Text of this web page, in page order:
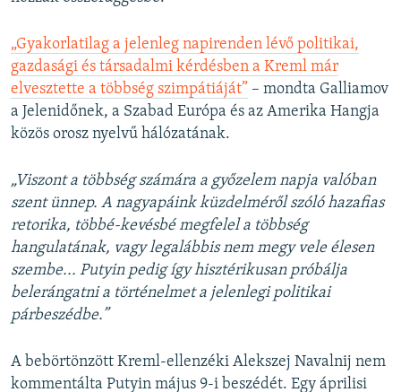
„Gyakorlatilag a jelenleg napirenden lévő politikai,
gazdasági és társadalmi kérdésben a Kreml már
elvesztette a többség szimpátiáját” – mondta Galliamov
a Jelenidőnek, a Szabad Európa és az Amerika Hangja
közös orosz nyelvű hálózatának.
„Viszont a többség számára a győzelem napja valóban
szent ünnep. A nagyapáink küzdelméről szóló hazafias
retorika, többé-kevésbé megfelel a többség
hangulatának, vagy legalábbis nem megy vele élesen
szembe... Putyin pedig így hisztérikusan próbálja
belerángatni a történelmet a jelenlegi politikai
párbeszédbe.”
A bebörtönzött Kreml-ellenzéki Alekszej Navalnij nem
kommentálta Putyin május 9-i beszédét. Egy áprilisi